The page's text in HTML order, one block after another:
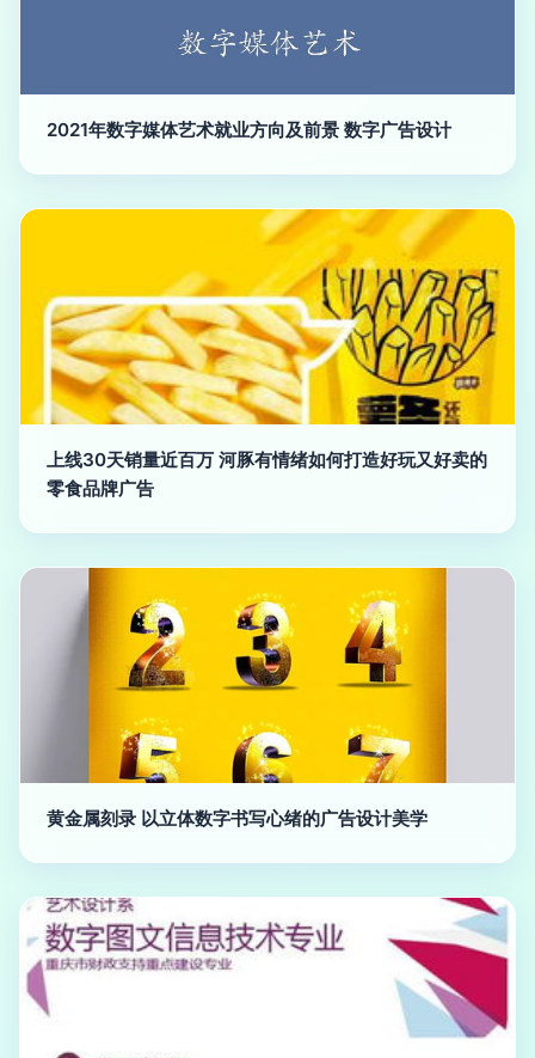
2021年数字媒体艺术就业方向及前景 数字广告设计
上线30天销量近百万 河豚有情绪如何打造好玩又好卖的
零食品牌广告
黄金属刻录 以立体数字书写心绪的广告设计美学